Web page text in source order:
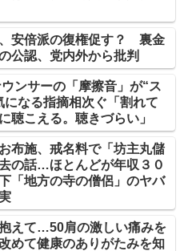
安倍派の復権促す？ 裏金
公認、党内外から批判
ンサーの「摩擦音」が“ス
になる指摘相次ぐ「割れて
聴こえる。聴きづらい」
お布施、戒名料で「坊主丸儲
の話…ほとんどが年収３０
「地方の寺の僧侶」のヤバ
えて…50肩の激しい痛みを
めて健康のありがたみを知